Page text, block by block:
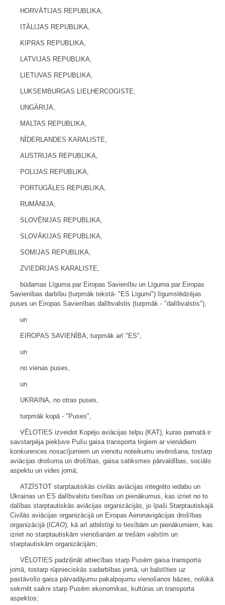
HORVĀTIJAS REPUBLIKA,
ITĀLIJAS REPUBLIKA,
KIPRAS REPUBLIKA,
LATVIJAS REPUBLIKA,
LIETUVAS REPUBLIKA,
LUKSEMBURGAS LIELHERCOGISTE,
UNGĀRIJA,
MALTAS REPUBLIKA,
NĪDERLANDES KARALISTE,
AUSTRIJAS REPUBLIKA,
POLIJAS REPUBLIKA,
PORTUGĀLES REPUBLIKA,
RUMĀNIJA,
SLOVĒNIJAS REPUBLIKA,
SLOVĀKIJAS REPUBLIKA,
SOMIJAS REPUBLIKA,
ZVIEDRIJAS KARALISTE,
būdamas Līguma par Eiropas Savienību un Līguma par Eiropas
Savienības darbību (turpmāk tekstā- "ES Līgumi") līgumslēdzējas
puses un Eiropas Savienības dalībvalstis (turpmāk - "dalībvalstis"),
un
EIROPAS SAVIENĪBA, turpmāk arī "ES",
un
no vienas puses,
un
UKRAINA, no otras puses,
turpmāk kopā - "Puses",
VĒLOTIES izveidot Kopēju aviācijas telpu (KAT), kuras pamatā ir
savstarpēja piekļuve Pušu gaisa transporta tirgiem ar vienādiem
konkurences nosacījumiem un vienotu noteikumu ievērošana, tostarp
aviācijas drošuma un drošības, gaisa satiksmes pārvaldības, sociālo
aspektu un vides jomā;
ATZĪSTOT starptautiskās civilās aviācijas integrēto iedabu un
Ukrainas un ES dalībvalstu tiesības un pienākumus, kas izriet no to
dalības starptautiskās aviācijas organizācijās, jo īpaši Starptautiskajā
Civilās aviācijas organizācijā un Eiropas Aeronavigācijas drošības
organizācijā (ICAO), kā arī atbilstīgi to tiesībām un pienākumiem, kas
izriet no starptautiskām vienošanām ar trešām valstīm un
starptautiskām organizācijām;
VĒLOTIES padziļināt attiecības starp Pusēm gaisa transporta
jomā, tostarp rūpnieciskās sadarbības jomā, un balstīties uz
pastāvošo gaisa pārvadājumu pakalpojumu vienošanos bāzes, nolūkā
sekmēt saikni starp Pusēm ekonomikas, kultūras un transporta
aspektos;